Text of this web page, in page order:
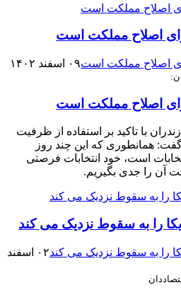
اصلاح مملکت است
۰۹ اسفند ۱۴۰۲
اصلاح مملکت است
با تاکید بر استفاده از ظرفیت
همانطوری که این چند روز
است، خود انتخابات فرصتی
آن را جدی بگیریم.
را به سقوط نزدیک می کند
۰۲ اسفند